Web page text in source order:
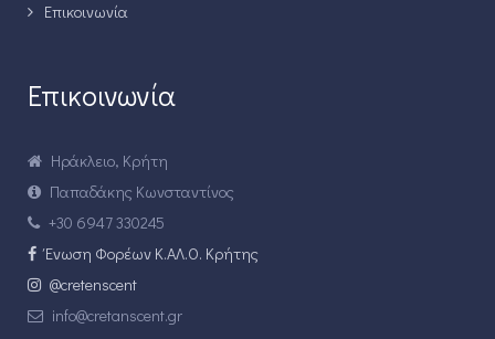
Επικοινωνία
Επικοινωνία
Ηράκλειο, Κρήτη
Παπαδάκης Κωνσταντίνος
+30 6947 330245
Ένωση Φορέων Κ.ΑΛ.Ο. Κρήτης
@cretenscent
info@cretanscent.gr